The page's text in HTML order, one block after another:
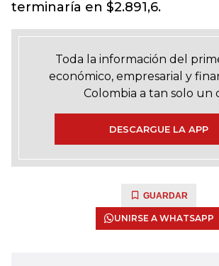
terminaría en $2.891,6.
Toda la información del
económico, empresarial y
Colombia a tan solo un
DESCARGUE LA APP
GUARDAR
UNIRSE A WHATSAPP